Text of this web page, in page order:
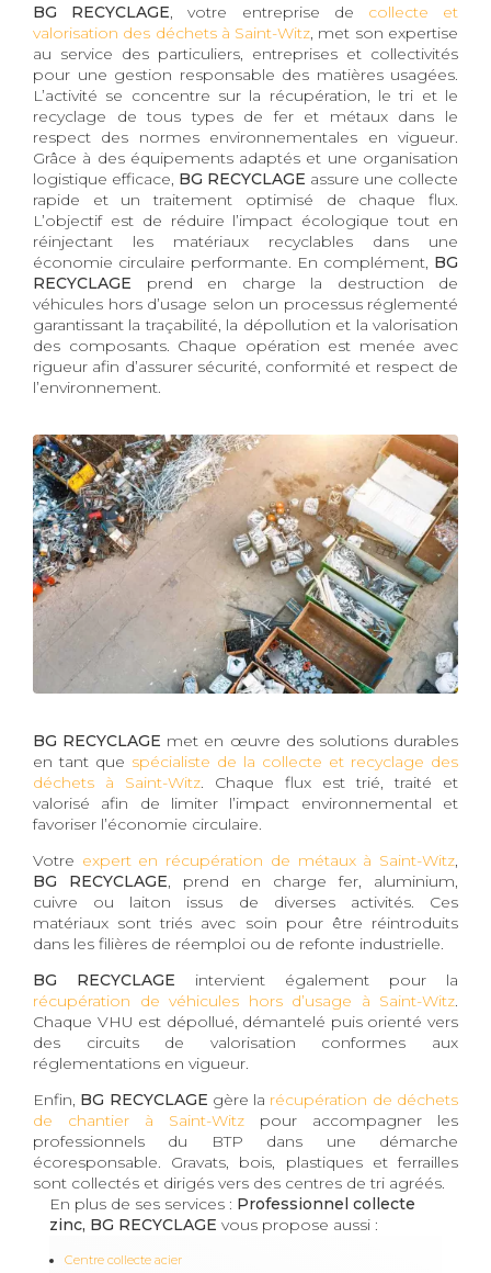
BG RECYCLAGE, votre entreprise de collecte et
valorisation des déchets à Saint-Witz, met son expertise
au service des particuliers, entreprises et collectivités
pour une gestion responsable des matières usagées.
L’activité se concentre sur la récupération, le tri et le
recyclage de tous types de fer et métaux dans le
respect des normes environnementales en vigueur.
Grâce à des équipements adaptés et une organisation
logistique efficace, BG RECYCLAGE assure une collecte
rapide et un traitement optimisé de chaque flux.
L’objectif est de réduire l’impact écologique tout en
réinjectant les matériaux recyclables dans une
économie circulaire performante. En complément, BG
RECYCLAGE prend en charge la destruction de
véhicules hors d’usage selon un processus réglementé
garantissant la traçabilité, la dépollution et la valorisation
des composants. Chaque opération est menée avec
rigueur afin d’assurer sécurité, conformité et respect de
l’environnement.
BG RECYCLAGE met en œuvre des solutions durables
en tant que spécialiste de la collecte et recyclage des
déchets à Saint-Witz. Chaque flux est trié, traité et
valorisé afin de limiter l’impact environnemental et
favoriser l’économie circulaire.
Votre expert en récupération de métaux à Saint-Witz,
BG RECYCLAGE, prend en charge fer, aluminium,
cuivre ou laiton issus de diverses activités. Ces
matériaux sont triés avec soin pour être réintroduits
dans les filières de réemploi ou de refonte industrielle.
BG RECYCLAGE intervient également pour la
récupération de véhicules hors d’usage à Saint-Witz.
Chaque VHU est dépollué, démantelé puis orienté vers
des circuits de valorisation conformes aux
réglementations en vigueur.
Enfin, BG RECYCLAGE gère la récupération de déchets
de chantier à Saint-Witz pour accompagner les
professionnels du BTP dans une démarche
écoresponsable. Gravats, bois, plastiques et ferrailles
sont collectés et dirigés vers des centres de tri agréés.
En plus de ses services : Professionnel collecte
zinc, BG RECYCLAGE vous propose aussi :
Centre collecte acier